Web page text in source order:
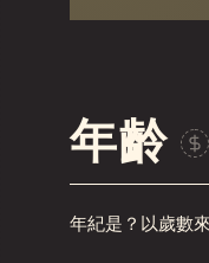
年齡
年紀是？以歲數